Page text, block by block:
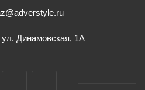
ул. Динамовская, 1А